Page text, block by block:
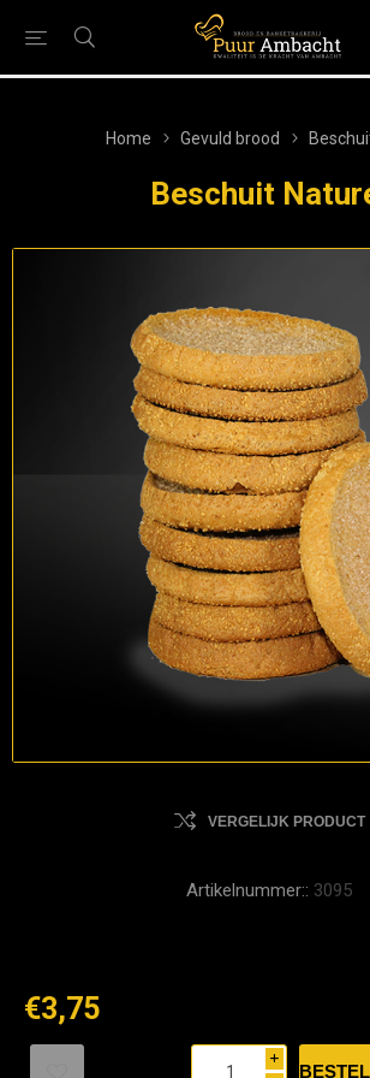
Home Gevuld brood
Beschuit
VERGELIJK PRODUCT
Artikelnummer:: 3095
€3,75
i